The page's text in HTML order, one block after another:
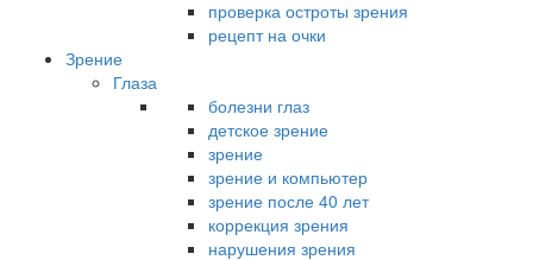
проверка остроты зрения
рецепт на очки
Зрение
Глаза
болезни глаз
детское зрение
зрение
зрение и компьютер
зрение после 40 лет
коррекция зрения
нарушения зрения